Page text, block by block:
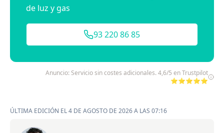
de luz y gas
93 220 86 85
Anuncio: Servicio sin costes adicionales. 4,6/5 en Trustpilot
⭐⭐⭐⭐⭐
ÚLTIMA EDICIÓN EL 4 DE AGOSTO DE 2026 A LAS 07:16